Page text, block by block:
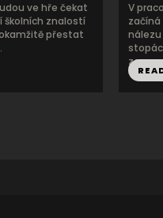
ve hře čekat
školních znalostí
přestat
V
nálezu
zan...